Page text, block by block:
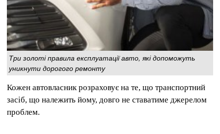
Три золоті правила експлуатації авто, які допоможуть
уникнути дорогого ремонту
Кожен автовласник розраховує на те, що транспортний
засіб, що належить йому, довго не ставатиме джерелом
проблем.